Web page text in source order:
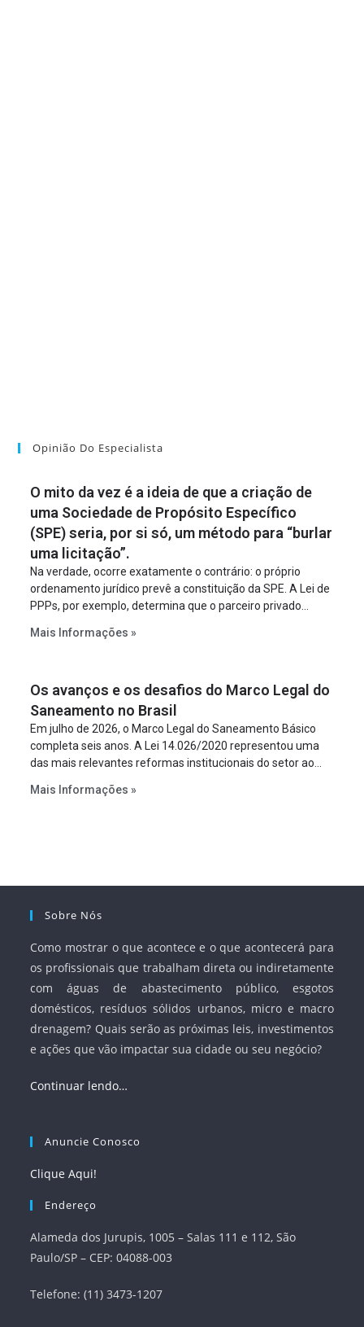
Opinião Do Especialista
O mito da vez é a ideia de que a criação de
uma Sociedade de Propósito Específico
(SPE) seria, por si só, um método para “burlar
uma licitação”.
Na verdade, ocorre exatamente o contrário: o próprio
ordenamento jurídico prevê a constituição da SPE. A Lei de
PPPs, por exemplo, determina que o parceiro privado
empreendimento. Ou seja, a suposta “fraude à licitação” é
projeto a projeto.
Mais Informações »
Os avanços e os desafios do Marco Legal do
Saneamento no Brasil
Em julho de 2026, o Marco Legal do Saneamento Básico
completa seis anos. A Lei 14.026/2020 representou uma
das mais relevantes reformas institucionais do setor ao
serviços, ampliar a participação da iniciativa privada,
Mais Informações »
Sobre Nós
Como mostrar o que acontece e o que acontecerá para
os profissionais que trabalham direta ou indiretamente
com águas de abastecimento público, esgotos
domésticos, resíduos sólidos urbanos, micro e macro
drenagem? Quais serão as próximas leis, investimentos
e ações que vão impactar sua cidade ou seu negócio?
Continuar lendo…
Anuncie Conosco
Clique Aqui!
Endereço
Alameda dos Jurupis, 1005 – Salas 111 e 112, São
Paulo/SP – CEP: 04088-003
Telefone: (11) 3473-1207